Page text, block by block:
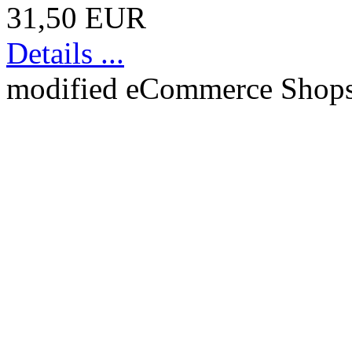
31,50 EUR
Details ...
modified eCommerce